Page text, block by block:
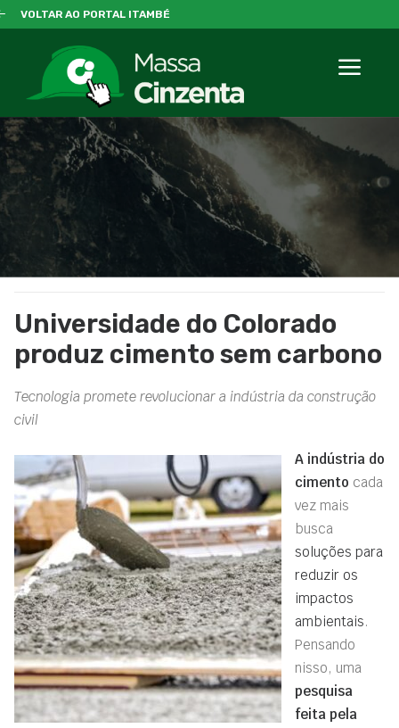
VOLTAR AO PORTAL ITAMBÉ
Universidade do Colorado
produz cimento sem carbono
Tecnologia promete revolucionar a indústria da construção
civil
A indústria do
cimento cada
vez mais
busca
soluções para
reduzir os
impactos
ambientais.
Pensando
nisso, uma
pesquisa
feita pela